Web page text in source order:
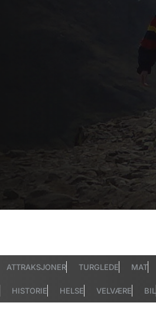
ATTRAKSJONER TURGLEDE MAT
HISTORIE HELSE VELVÆRE BIL